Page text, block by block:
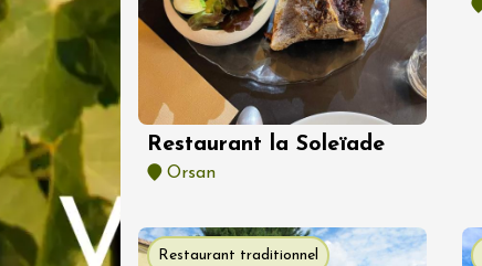
Restaurant la Soleïade
Orsan
Restaurant traditionnel